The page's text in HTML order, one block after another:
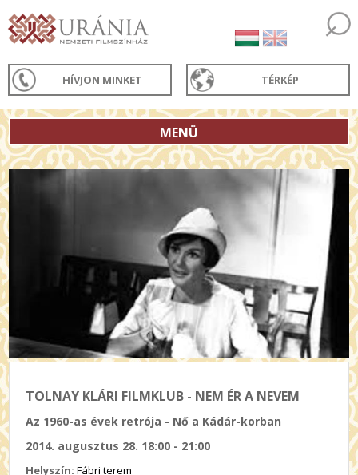
HÍVJON MINKET TÉRKÉP
MENÜ
TOLNAY KLÁRI FILMKLUB - NEM ÉR A NEVEM
Az 1960-as évek retrója - Nő a Kádár-korban
2014. augusztus 28. 18:00 - 21:00
Helyszín:Fábri terem